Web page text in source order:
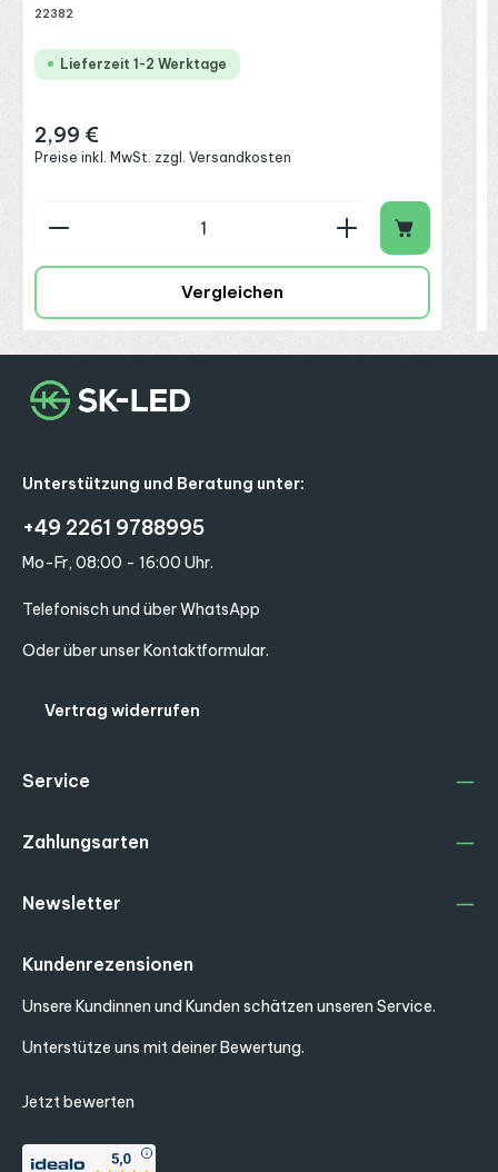
22382
Lieferzeit 1-2 Werktage
Regulärer Preis:
2,99 €
Preise inkl. MwSt. zzgl. Versandkosten
Produkt Anzahl: Gib den gewünschten Wert
Vergleichen
Unterstützung und Beratung unter:
+49 2261 9788995
Mo-Fr, 08:00 - 16:00 Uhr.
Telefonisch und über WhatsApp
Oder über unserKontaktformular.
Vertrag widerrufen
Service
Zahlungsarten
Kundenrezensionen
Unsere Kundinnen und Kunden schätzen unseren Service.
Unterstütze uns mit deiner Bewertung.
Jetzt bewerten
Newsletter